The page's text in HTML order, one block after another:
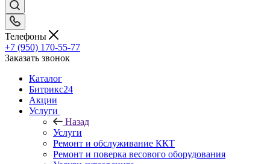
Телефоны
+7 (950) 170-55-77
Заказать звонок
Каталог
Битрикс24
Акции
Услуги
Назад
Услуги
Ремонт и обслуживание ККТ
Ремонт и поверка весового оборудования